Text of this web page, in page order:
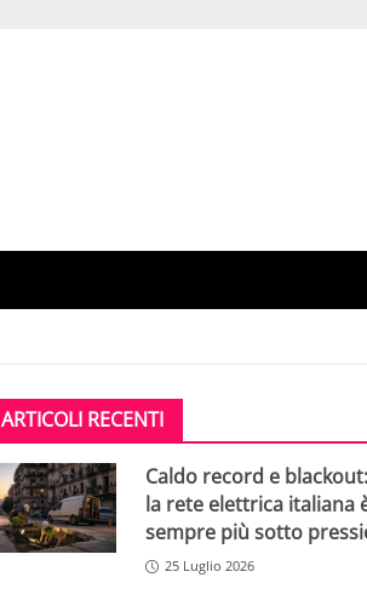
ARTICOLI RECENTI
Caldo record e
la rete elettrica italiana
sempre più sotto
25 Luglio 2026